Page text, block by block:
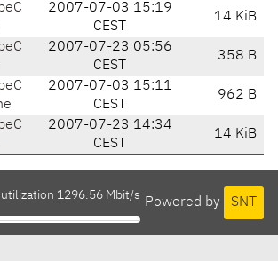
2007-07-03 15:19
CEST
14 KiB
2007-07-23 05:56
CEST
358 B
2007-07-03 15:11
CEST
962 B
2007-07-23 14:34
CEST
14 KiB
Powered by SNT
1296.56 Mbit/s